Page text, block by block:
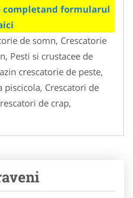
completand formularul
de somn, Crescatorie
Pesti si crustacee de
crescatorie de peste,
piscicola, Crescatori de
de crap,